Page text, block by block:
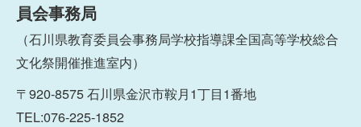
員会事務局
（石川県教育委員会事務局学校指導課全国高等学校総合
文化祭開催推進室内）
〒920-8575 石川県金沢市鞍月1丁目1番地
TEL:076-225-1852